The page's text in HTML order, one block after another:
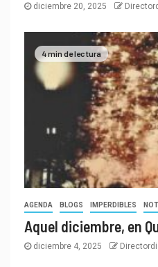
diciembre 20, 2025
4 min de lectura
AGENDA BLOGS IMPERDIBLES
Aquel diciembre, en
diciembre 4, 2025